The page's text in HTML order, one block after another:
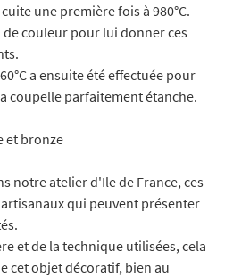
une première fois à 980°C.
couleur pour lui donner ces
a ensuite été effectuée pour
coupelle parfaitement étanche.
et bronze
notre atelier d'Ile de France, ces
qui peuvent présenter
et de la technique utilisées, cela
cet objet décoratif, bien au